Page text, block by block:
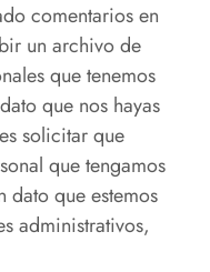
comentarios en
un archivo de
que tenemos
que nos hayas
solicitar que
que tengamos
dato que estemos
administrativos,